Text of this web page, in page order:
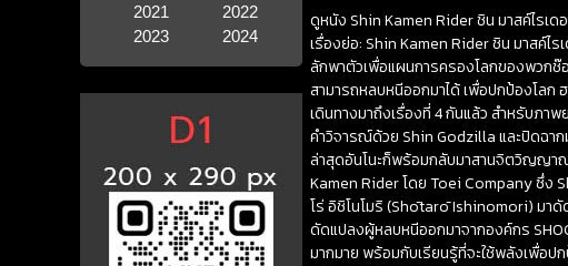
2021
2022
2023
2024
ดูหนัง Shin Kamen Rider ชิน มาสค์ไรเด
เรื่องย่อ: Shin Kamen Rider ชิน มาสค์ไ
ลักพาตัวเพื่อแผนการครองโลกของพวกช๊
สามารถหลบหนีออกมาได้ เพื่อปกป้องโลก
เดินทางมาถึงเรื่องที่ 4 กันแล้ว สำหรับภ
คำวิจารณ์ด้วย Shin Godzilla และปิดฉา
ล่าสุดอันโนะก็พร้อมกลับมาสานจิตวิญญา
Kamen Rider โดย Toei Company ซึ่ง
โร่ อิชิโนโมริ (Shōtarō Ishinomori) มาดั
ดัดแปลงผู้หลบหนีออกมาจากองค์กร
มากมาย พร้อมกับเรียนรู้ที่จะใช้พลังเพื่อป